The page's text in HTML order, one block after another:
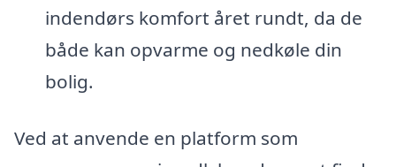
indendørs komfort året rundt, da de
både kan opvarme og nedkøle din
bolig.
Ved at anvende en platform som